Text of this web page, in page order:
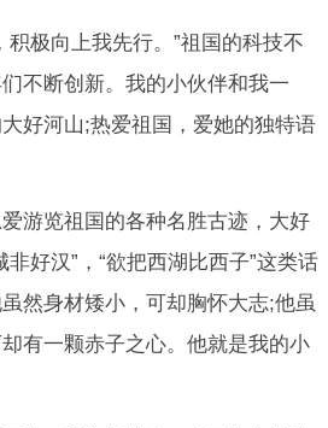
积极向上我先行。”祖国的科技不
不断创新。我的小伙伴和我一
好河山;热爱祖国，爱她的独特语
游览祖国的各种名胜古迹，大好
好汉”，“欲把西湖比西子”这类话
然身材矮小，可却胸怀大志;他虽
有一颗赤子之心。他就是我的小